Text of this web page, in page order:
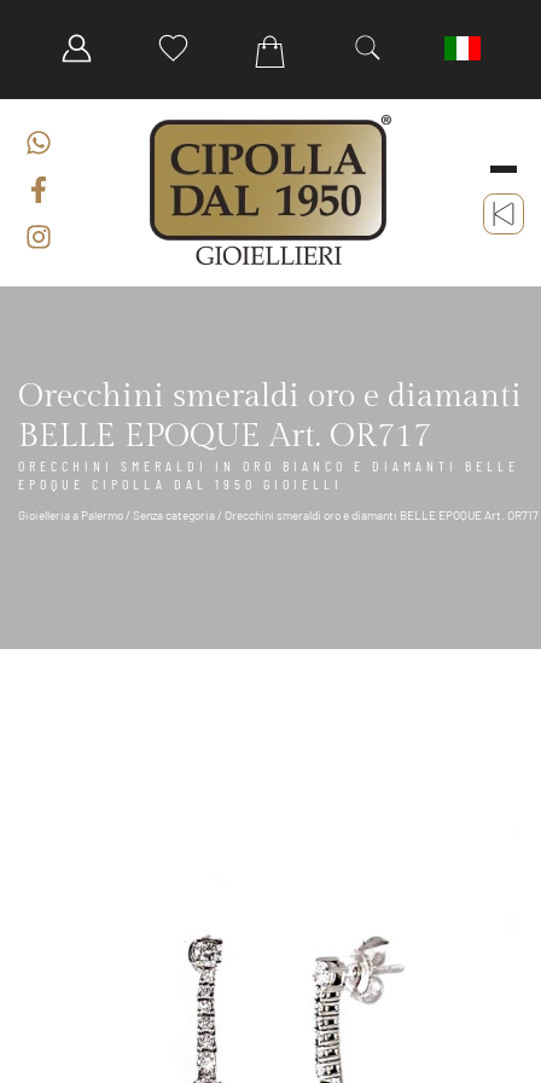
Orecchini smeraldi oro e diamanti
BELLE EPOQUE Art. OR717
ORECCHINI SMERALDI IN ORO BIANCO E DIAMANTI BELLE
EPOQUE CIPOLLA DAL 1950 GIOIELLI
Gioielleria a Palermo / Senza categoria / Orecchini smeraldi oro e diamanti BELLE EPOQUE Art. OR717